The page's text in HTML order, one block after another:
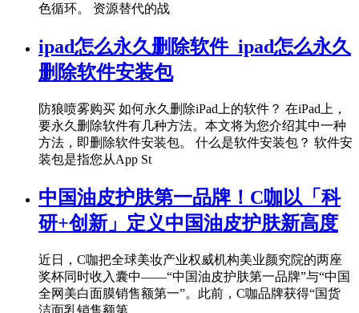
色循环。 资源替代的战
ipad怎么永久删除软件_ipad怎么永久
删除软件安装包
防狼喷雾购买 如何永久删除iPad上的软件？ 在iPad上，
要永久删除软件有几种方法。本文将为您介绍其中一种
方法，即删除软件安装包。 什么是软件安装包？ 软件安
装包是指您从App St
中国油皮护肤第一品牌！C咖以「科
研+创新」定义中国油皮护肤新高度
近日，C咖把全球美妆产业权威机构美业颜究院的两座
奖杯同时收入囊中——“中国油皮护肤第一品牌”与“中国
全网美白面膜销售额第一”。此前，C咖品牌获得“国货
洁面乳销售额第